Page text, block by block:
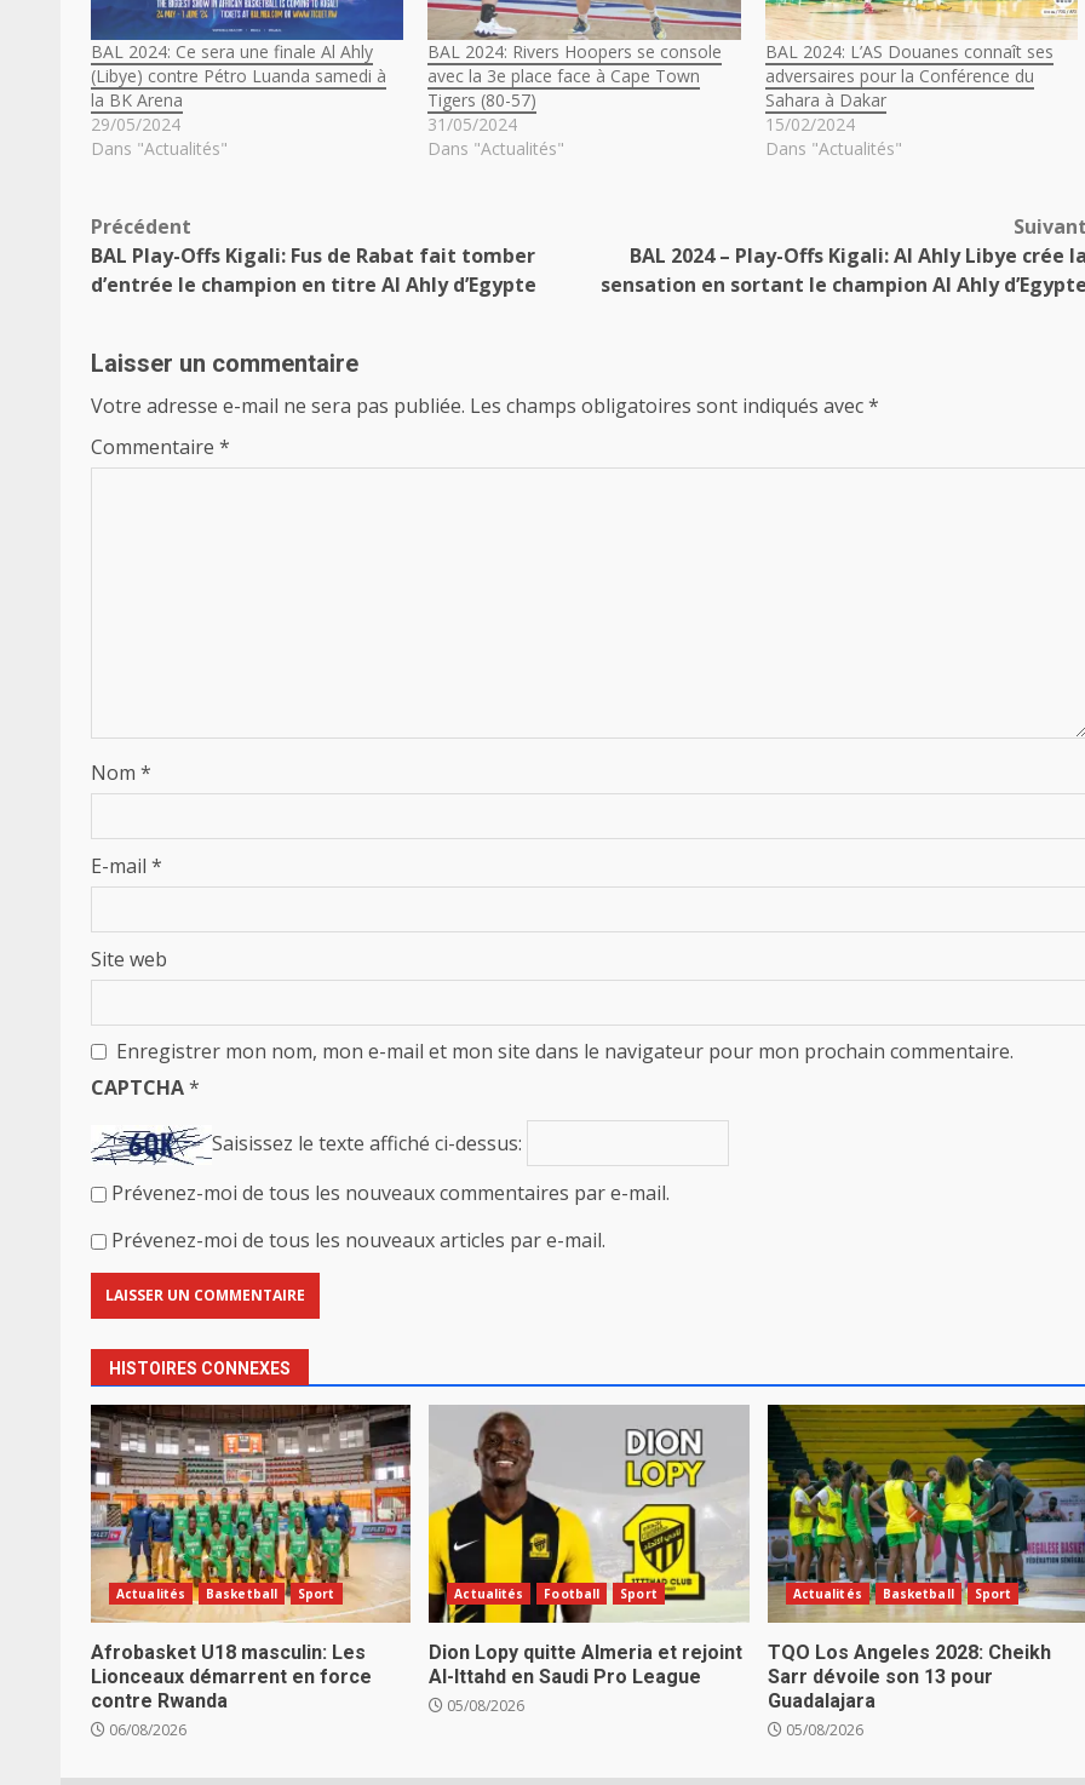
BAL 2024: Ce sera une finale Al Ahly
(Libye) contre Pétro Luanda samedi à
la BK Arena
29/05/2024
Dans "Actualités"
BAL 2024: Rivers Hoopers se console
avec la 3e place face à Cape Town
Tigers (80-57)
31/05/2024
Dans "Actualités"
BAL 2024: L’AS Douanes connaît ses
adversaires pour la Conférence du
Sahara à Dakar
15/02/2024
Dans "Actualités"
Navigation
d’article
Précédent
BAL Play-Offs Kigali: Fus de Rabat fait tomber
d’entrée le champion en titre Al Ahly d’Egypte
Suivant
BAL 2024 – Play-Offs Kigali: Al Ahly Libye crée la
sensation en sortant le champion Al Ahly d’Egypte
Laisser un commentaire
Votre adresse e-mail ne sera pas publiée. Les champs obligatoires sont indiqués avec*
Commentaire *
Nom *
E-mail *
Site web
Enregistrer mon nom, mon e-mail et mon site dans le navigateur pour mon prochain commentaire.
CAPTCHA*
Saisissez le texte affiché ci-dessus:
Prévenez-moi de tous les nouveaux commentaires par e-mail.
Prévenez-moi de tous les nouveaux articles par e-mail.
HISTOIRES CONNEXES
Actualités Basketball Sport
Afrobasket U18 masculin: Les
Lionceaux démarrent en force
contre Rwanda
06/08/2026
Actualités Football Sport
Dion Lopy quitte Almeria et rejoint
Al-Ittahd en Saudi Pro League
05/08/2026
Actualités Basketball Sport
TQO Los Angeles 2028: Cheikh
Sarr dévoile son 13 pour
Guadalajara
05/08/2026